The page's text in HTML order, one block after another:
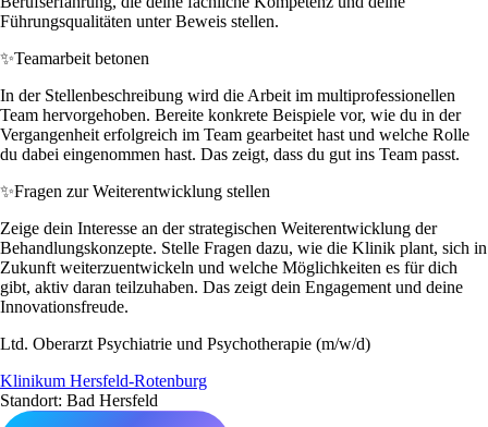
Führungsqualitäten unter Beweis stellen.
✨Teamarbeit betonen
In der Stellenbeschreibung wird die Arbeit im multiprofessionellen
Team hervorgehoben. Bereite konkrete Beispiele vor, wie du in der
Vergangenheit erfolgreich im Team gearbeitet hast und welche Rolle
du dabei eingenommen hast. Das zeigt, dass du gut ins Team passt.
✨Fragen zur Weiterentwicklung stellen
Zeige dein Interesse an der strategischen Weiterentwicklung der
Behandlungskonzepte. Stelle Fragen dazu, wie die Klinik plant, sich in
Zukunft weiterzuentwickeln und welche Möglichkeiten es für dich
gibt, aktiv daran teilzuhaben. Das zeigt dein Engagement und deine
Innovationsfreude.
Ltd. Oberarzt Psychiatrie und Psychotherapie (m/w/d)
Klinikum Hersfeld-Rotenburg
Standort: Bad Hersfeld